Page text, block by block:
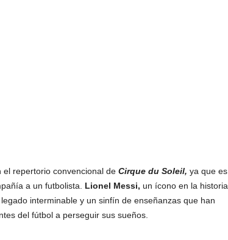
repertorio convencional de Cirque du Soleil, ya que es
a un futbolista. Lionel Messi, un ícono en la historia
interminable y un sinfín de enseñanzas que han
del fútbol a perseguir sus sueños.